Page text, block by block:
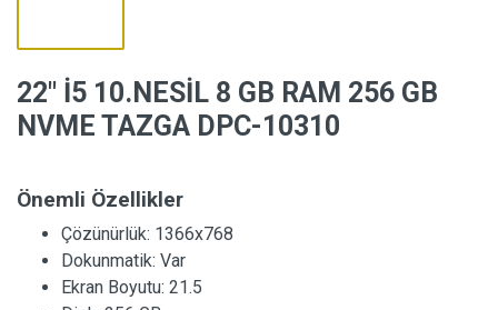
22″ İ5 10.NESİL 8 GB RAM 256 GB
NVME TAZGA DPC-10310
Önemli Özellikler
Çözünürlük: 1366x768
Dokunmatik: Var
Ekran Boyutu: 21.5